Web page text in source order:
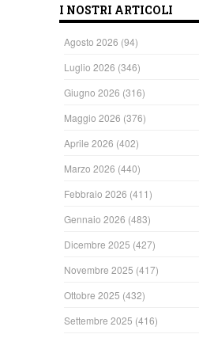
I NOSTRI ARTICOLI
Agosto 2026 (94)
Luglio 2026 (346)
Giugno 2026 (316)
Maggio 2026 (376)
Aprile 2026 (402)
Marzo 2026 (440)
Febbraio 2026 (411)
Gennaio 2026 (483)
Dicembre 2025 (427)
Novembre 2025 (417)
Ottobre 2025 (432)
Settembre 2025 (416)